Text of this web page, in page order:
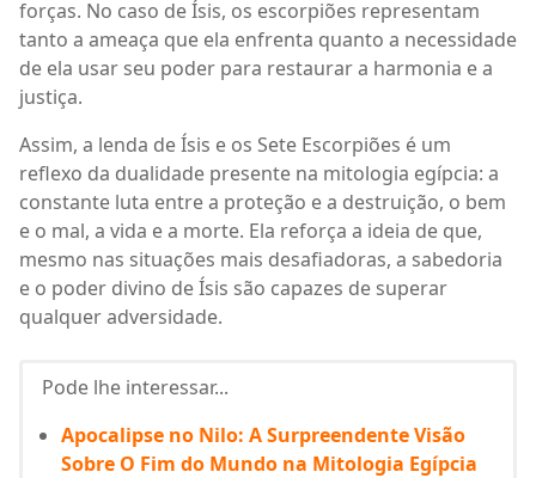
forças. No caso de Ísis, os escorpiões representam
tanto a ameaça que ela enfrenta quanto a necessidade
de ela usar seu poder para restaurar a harmonia e a
justiça.
Assim, a lenda de Ísis e os Sete Escorpiões é um
reflexo da dualidade presente na mitologia egípcia: a
constante luta entre a proteção e a destruição, o bem
e o mal, a vida e a morte. Ela reforça a ideia de que,
mesmo nas situações mais desafiadoras, a sabedoria
e o poder divino de Ísis são capazes de superar
qualquer adversidade.
Pode lhe interessar...
Apocalipse no Nilo: A Surpreendente Visão
Sobre O Fim do Mundo na Mitologia Egípcia